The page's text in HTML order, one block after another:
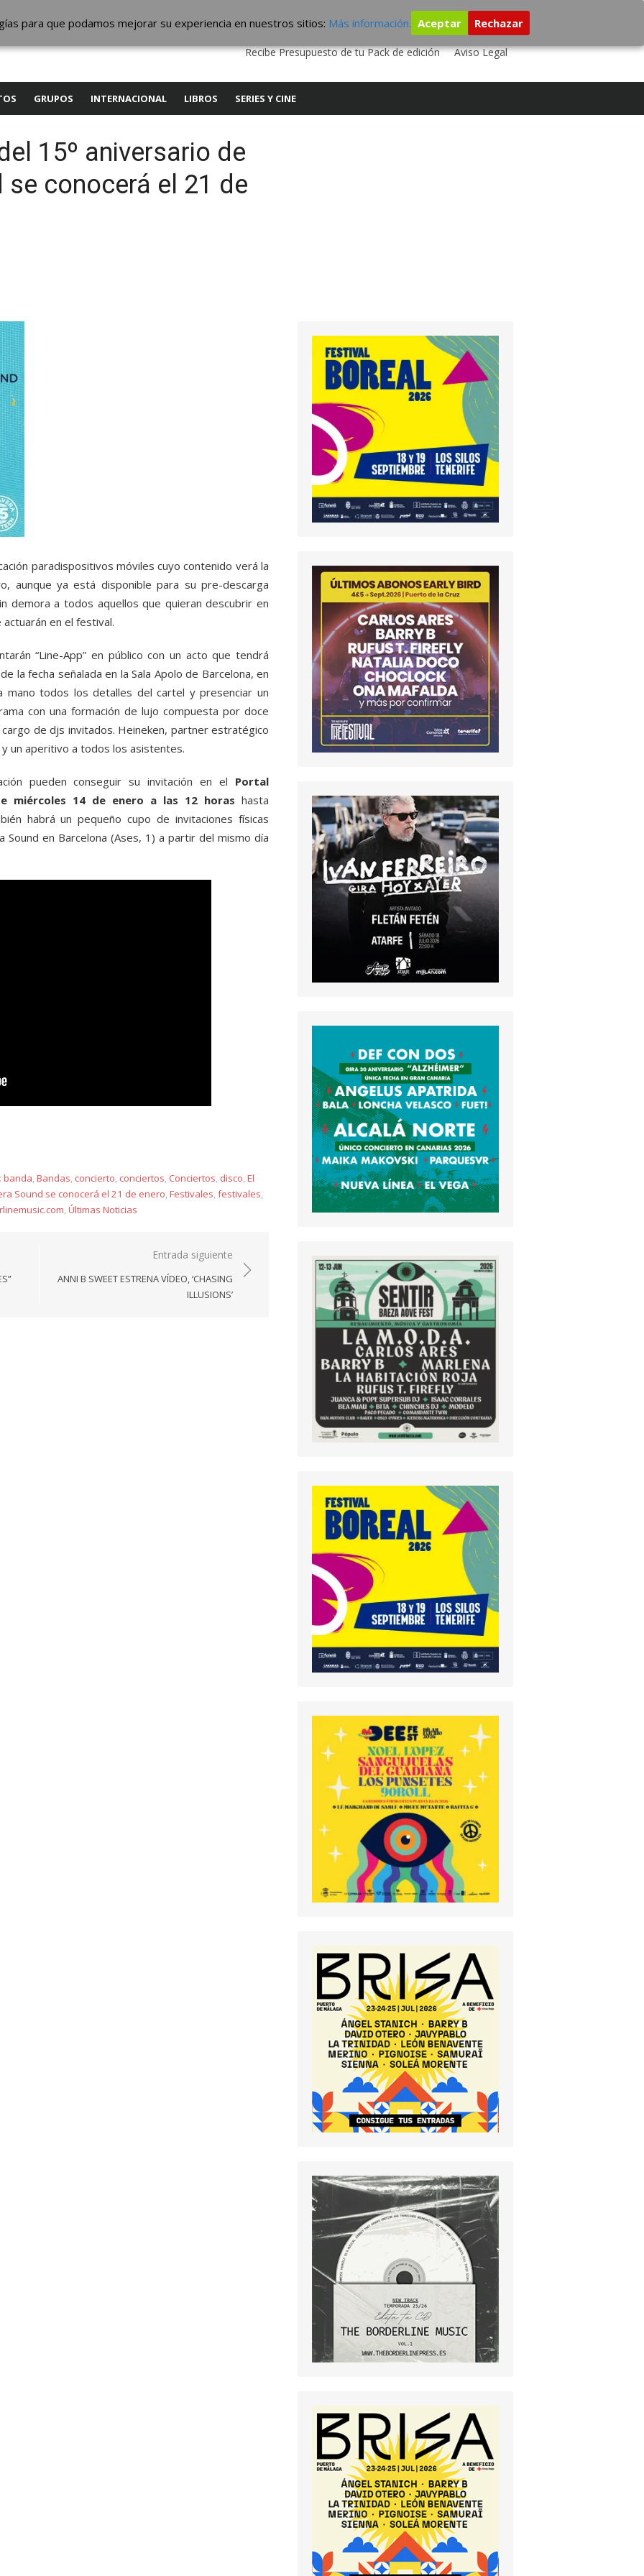
QUIENES SOMOS CONTACTO SERVICIOS EDITA TU DISCO
ESTUDIO DE GRABACIÓN
Recibe Presupuesto de tu Pack de edición
Aviso Legal
GRUPOS INTERNACIONAL LIBROS SERIES Y CINE
15º aniversario de
se conocerá el 21 de
paradispositivos móviles cuyo contenido verá la
aunque ya está disponible para su pre-descarga
demora a todos aquellos que quieran descubrir en
en el festival.
“Line-App” en público con un acto que tendrá
la fecha señalada en la Sala Apolo de Barcelona, en
todos los detalles del cartel y presenciar un
con una formación de lujo compuesta por doce
de djs invitados. Heineken, partner estratégico
un aperitivo a todos los asistentes.
pueden conseguir su invitación en el Portal
miércoles 14 de enero a las 12 horas hasta
habrá un pequeño cupo de invitaciones físicas
Sound en Barcelona (Ases, 1) a partir del mismo día
banda,Bandas, concierto, conciertos, Conciertos, disco,El
Sound se conocerá el 21 de enero,Festivales,festivales,
,Últimas Noticias
Entrada siguiente
ANNI B SWEET ESTRENA VÍDEO, ‘CHASING
ILLUSIONS’
para que podamos mejorar su experiencia en nuestros sitios: Más información. Aceptar Rechazar